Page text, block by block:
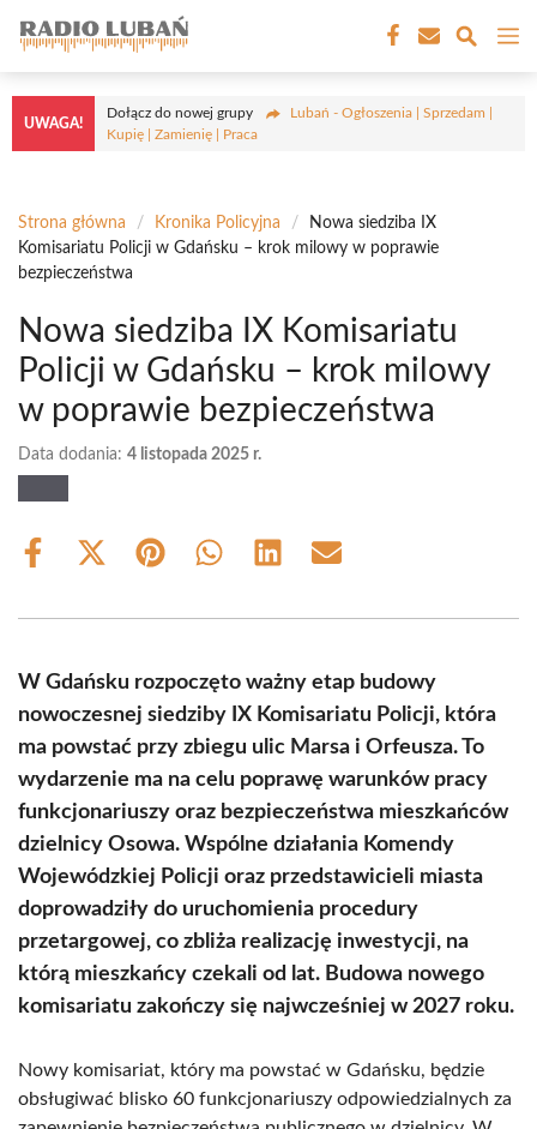
treści
UWAGA!
Dołącz do nowej grupy
Lubań - Ogłoszenia | Sprzedam |
Kupię | Zamienię | Praca
Strona główna / Kronika Policyjna /
Nowa siedziba IX
Komisariatu Policji w Gdańsku – krok milowy w poprawie
bezpieczeństwa
Nowa siedziba IX Komisariatu
Policji w Gdańsku – krok milowy
w poprawie bezpieczeństwa
Data dodania: 4 listopada 2025 r.
Share
Share
(Twitter)
Share Share Share Share
W Gdańsku rozpoczęto ważny etap budowy
nowoczesnej siedziby IX Komisariatu Policji, która
ma powstać przy zbiegu ulic Marsa i Orfeusza. To
wydarzenie ma na celu poprawę warunków pracy
funkcjonariuszy oraz bezpieczeństwa mieszkańców
dzielnicy Osowa. Wspólne działania Komendy
Wojewódzkiej Policji oraz przedstawicieli miasta
doprowadziły do uruchomienia procedury
przetargowej, co zbliża realizację inwestycji, na
którą mieszkańcy czekali od lat. Budowa nowego
komisariatu zakończy się najwcześniej w 2027 roku.
Nowy komisariat, który ma powstać w Gdańsku, będzie
obsługiwać blisko 60 funkcjonariuszy odpowiedzialnych za